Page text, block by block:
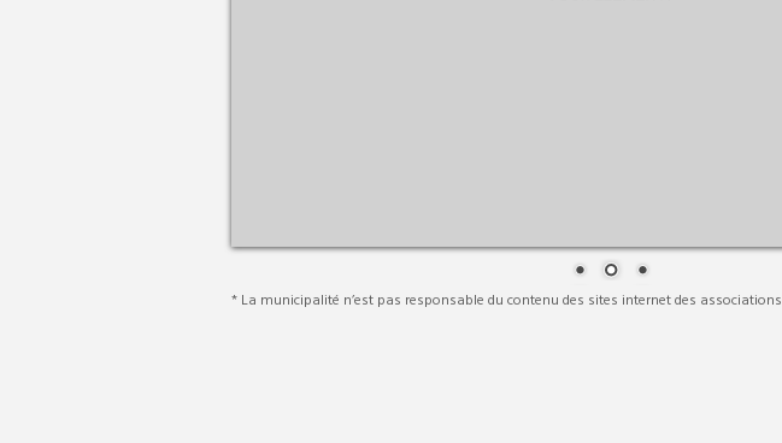
* La municipalité n’est pas responsable du contenu des sites internet des associations